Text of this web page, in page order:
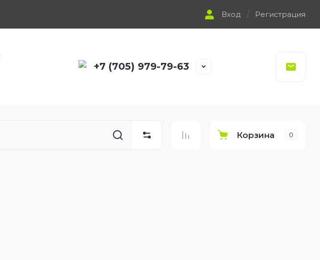
Вход / Регистрация
+7 (705) 979-79-63
Корзина 0